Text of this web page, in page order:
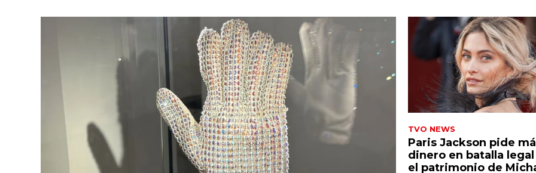
TVO NEWS
Paris Jackson pide
dinero en batalla
el patrimonio de